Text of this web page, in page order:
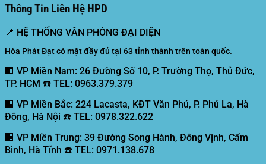
Thông Tin Liên Hệ HPD
📍 HỆ THỐNG VĂN PHÒNG ĐẠI DIỆN
Hòa Phát Đạt có mặt đầy đủ tại 63 tỉnh thành trên toàn quốc.
🏢 VP Miền Nam: 26 Đường Số 10, P. Trường Thọ, Thủ Đức,
TP. HCM ☎️ TEL: 0963.379.379
🏢 VP Miền Bắc: 224 Lacasta, KĐT Văn Phú, P. Phú La, Hà
Đông, Hà Nội ☎️ TEL: 0978.322.622
🏢 VP Miền Trung: 39 Đường Song Hành, Đông Vịnh, Cẩm
Bình, Hà Tĩnh ☎️ TEL: 0971.138.678